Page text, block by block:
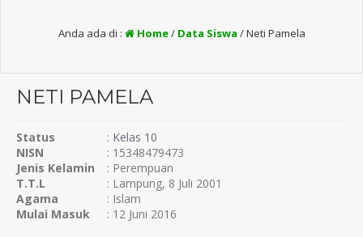
Anda ada di : Home/ Data Siswa /Neti Pamela
NETI PAMELA
Status : Kelas 10
NISN
: 15348479473
Jenis Kelamin
: Perempuan
T.T.L
: Lampung, 8 Juli 2001
Agama
: Islam
Mulai Masuk
: 12 Juni 2016